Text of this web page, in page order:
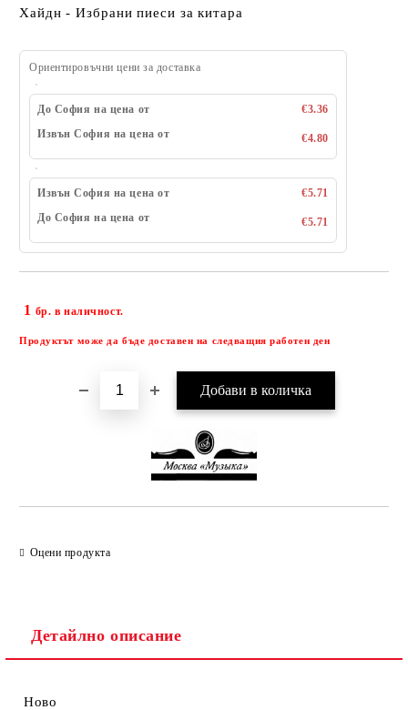
Хайдн - Избрани пиеси за китара
Ориентировъчни цени за доставка
До София на цена от
€3.36
Извън София на цена от
€4.80
Извън София на цена от
€5.71
До София на цена от
€5.71
1 бр. в наличност.
Продуктът може да бъде доставен на следващия работен ден
Оцени продукта
Детайлно описание
Ново